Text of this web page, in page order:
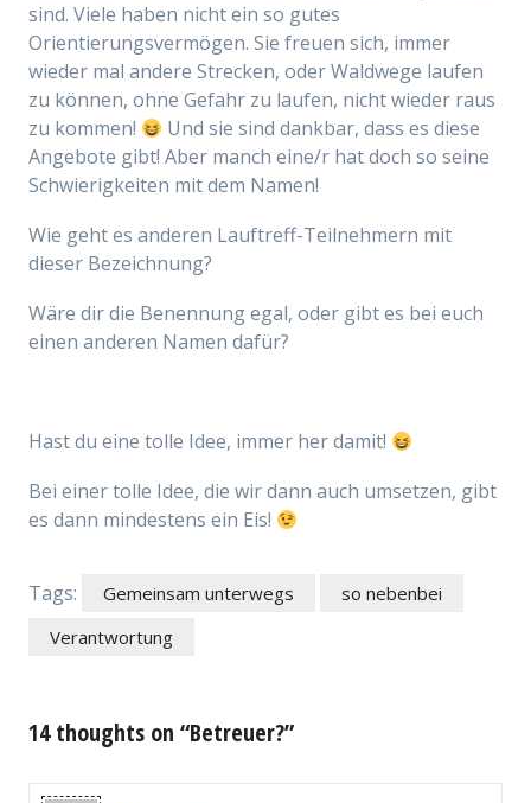
sind. Viele haben nicht ein so gutes
Orientierungsvermögen. Sie freuen sich, immer
wieder mal andere Strecken, oder Waldwege laufen
zu können, ohne Gefahr zu laufen, nicht wieder raus
zu kommen!
Und sie sind dankbar, dass es diese
Angebote gibt! Aber manch eine/r hat doch so seine
Schwierigkeiten mit dem Namen!
Wie geht es anderen Lauftreff-Teilnehmern mit
dieser Bezeichnung?
Wäre dir die Benennung egal, oder gibt es bei euch
einen anderen Namen dafür?
Hast du eine tolle Idee, immer her damit!
Bei einer tolle Idee, die wir dann auch umsetzen, gibt
es dann mindestens ein Eis!
Tags: Gemeinsam unterwegs
so nebenbei
Verantwortung
14 thoughts on “Betreuer?”